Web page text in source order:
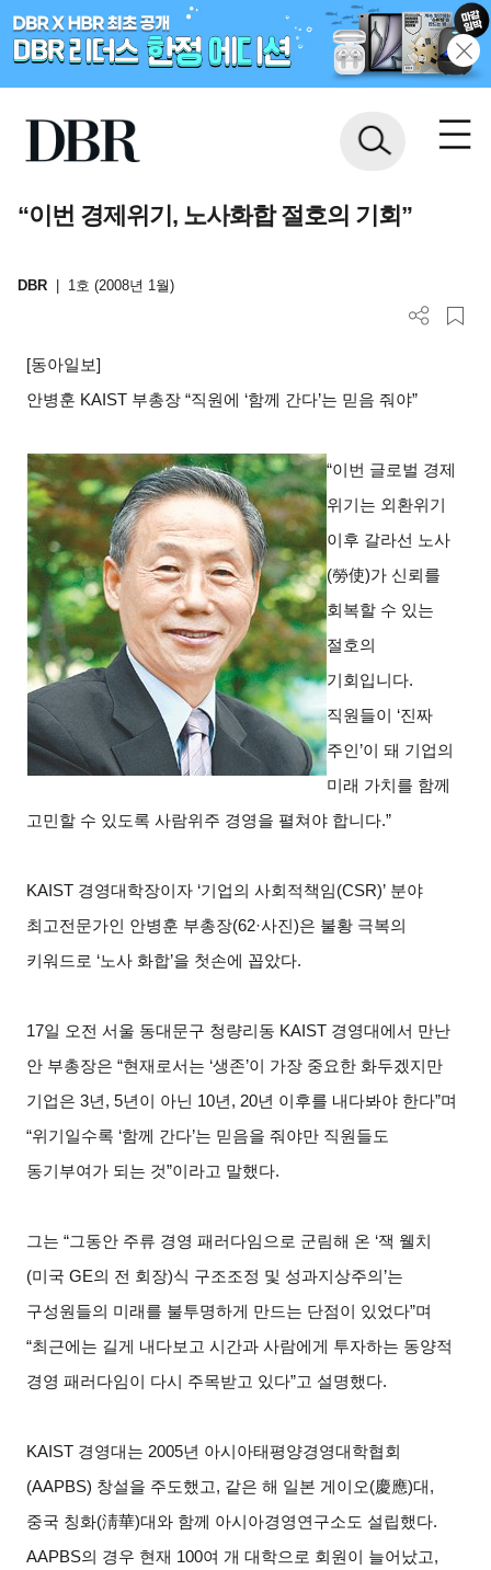
“이번 경제위기, 노사화합 절호의 기회”
DBR 1호 (2008년 1월)
[동아일보]
안병훈 KAIST 부총장 “직원에 ‘함께 간다’는 믿음 줘야”
“이번 글로벌 경제
위기는 외환위기
이후 갈라선 노사
(勞使)가 신뢰를
회복할 수 있는
절호의
기회입니다.
직원들이 ‘진짜
주인’이 돼 기업의
미래 가치를 함께
고민할 수 있도록 사람위주 경영을 펼쳐야 합니다.”
KAIST 경영대학장이자 ‘기업의 사회적책임(CSR)’ 분야
최고전문가인 안병훈 부총장(62·사진)은 불황 극복의
키워드로 ‘노사 화합’을 첫손에 꼽았다.
17일 오전 서울 동대문구 청량리동 KAIST 경영대에서 만난
안 부총장은 “현재로서는 ‘생존’이 가장 중요한 화두겠지만
기업은 3년, 5년이 아닌 10년, 20년 이후를 내다봐야 한다”며
“위기일수록 ‘함께 간다’는 믿음을 줘야만 직원들도
동기부여가 되는 것”이라고 말했다.
그는 “그동안 주류 경영 패러다임으로 군림해 온 ‘잭 웰치
(미국 GE의 전 회장)식 구조조정 및 성과지상주의’는
구성원들의 미래를 불투명하게 만드는 단점이 있었다”며
“최근에는 길게 내다보고 시간과 사람에게 투자하는 동양적
경영 패러다임이 다시 주목받고 있다”고 설명했다.
KAIST 경영대는 2005년 아시아태평양경영대학협회
(AAPBS) 창설을 주도했고, 같은 해 일본 게이오(慶應)대,
중국 칭화(淸華)대와 함께 아시아경영연구소도 설립했다.
AAPBS의 경우 현재 100여 개 대학으로 회원이 늘어났고,